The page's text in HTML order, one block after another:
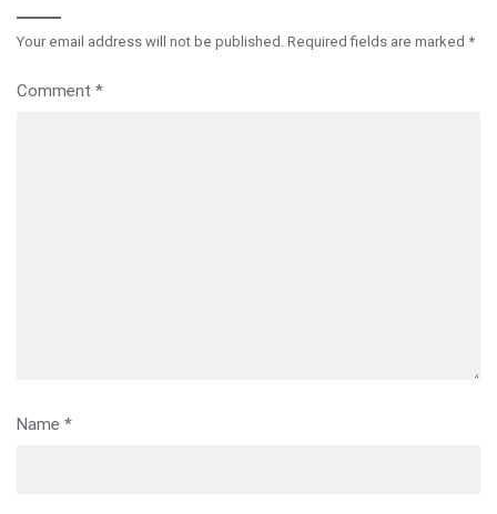
Your email address will not be published. Required fields are marked *
Comment *
Name *